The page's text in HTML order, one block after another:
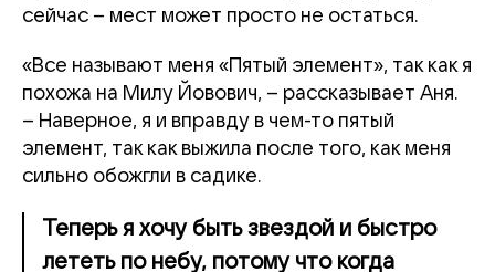
сейчас – мест может просто не остаться.
«Все называют меня «Пятый элемент», так как я
похожа на Милу Йовович, – рассказывает Аня.
– Наверное, я и вправду в чем-то пятый
элемент, так как выжила после того, как меня
сильно обожгли в садике.
Теперь я хочу быть звездой и быстро
лететь по небу, потому что когда